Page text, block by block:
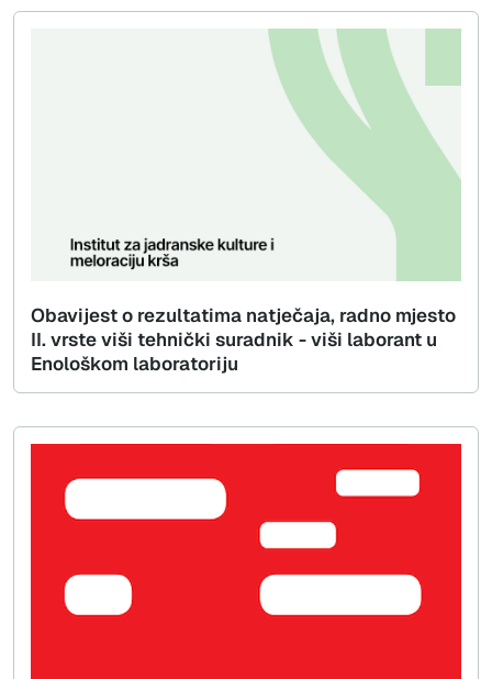
Obavijest o rezultatima natječaja, radno mjesto
II. vrste viši tehnički suradnik - viši laborant u
Enološkom laboratoriju